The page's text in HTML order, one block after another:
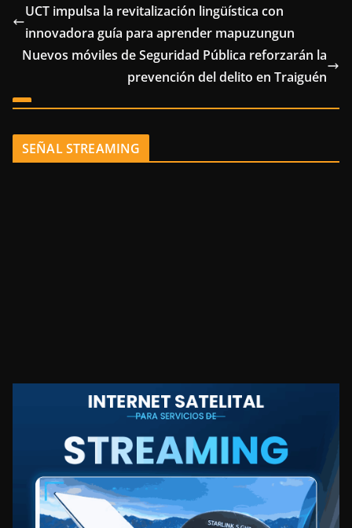
UCT impulsa la revitalización lingüística con
innovadora guía para aprender mapuzungun
Nuevos móviles de Seguridad Pública reforzarán la
prevención del delito en Traiguén
SEÑAL STREAMING